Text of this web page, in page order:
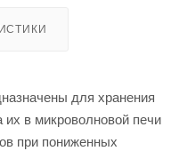
для хранения
их в микроволновой печи
при пониженных